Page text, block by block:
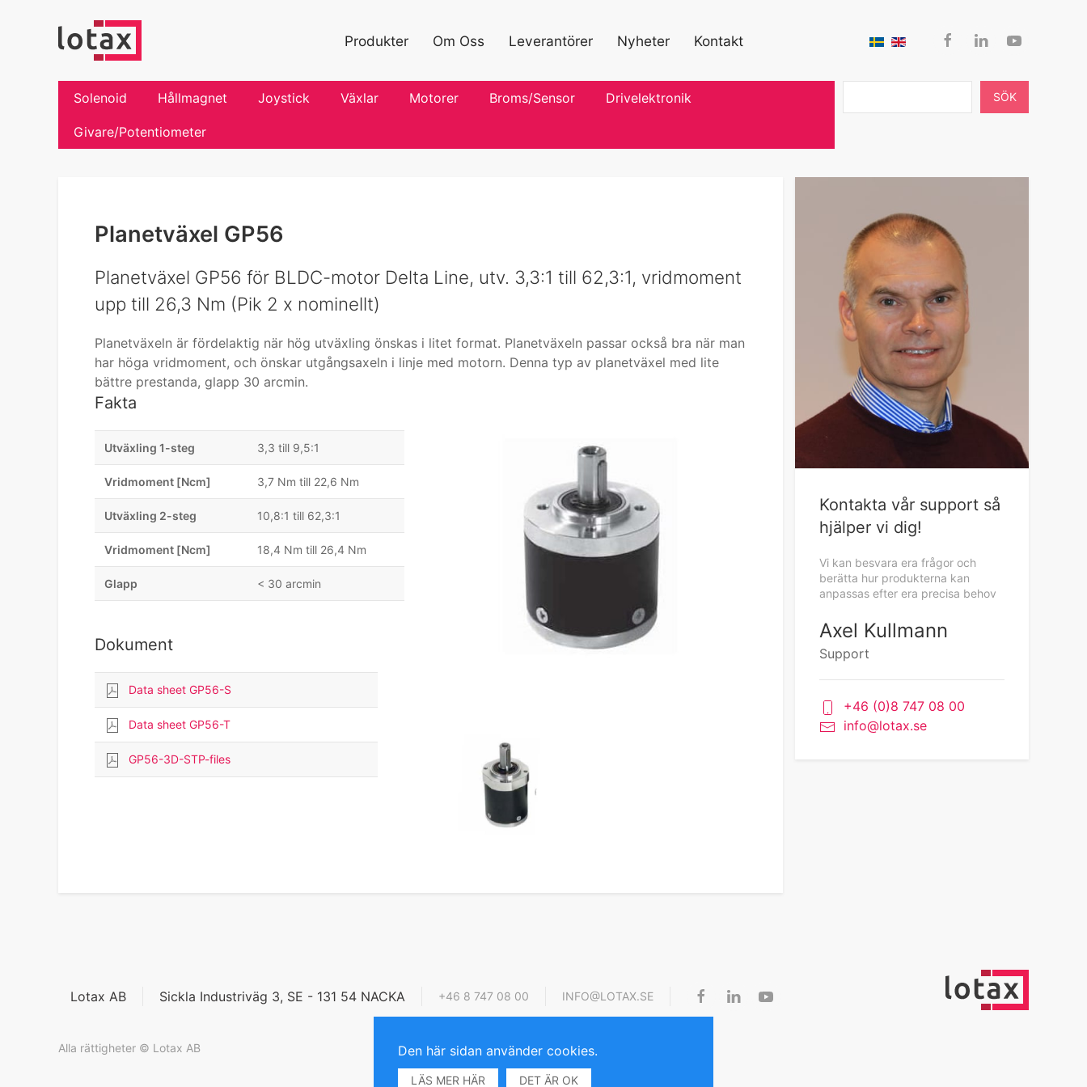
Produkter Om Oss Leverantörer Nyheter Kontakt
Solenoid Hållmagnet Joystick Växlar Motorer Broms/Sensor Drivelektronik
Givare/Potentiometer
SÖK
Planetväxel GP56
Planetväxel GP56 för BLDC-motor Delta Line, utv. 3,3:1 till 62,3:1, vridmoment
upp till 26,3 Nm (Pik 2 x nominellt)
Planetväxeln är fördelaktig när hög utväxling önskas i litet format. Planetväxeln passar också bra när man
har höga vridmoment, och önskar utgångsaxeln i linje med motorn. Denna typ av planetväxel med lite
bättre prestanda, glapp 30 arcmin.
Fakta
Utväxling 1-steg 3,3 till 9,5:1
Vridmoment [Ncm] 3,7 Nm till 22,6 Nm
Utväxling 2-steg 10,8:1 till 62,3:1
Vridmoment [Ncm] 18,4 Nm till 26,4 Nm
Glapp < 30 arcmin
Dokument
Data sheet GP56-S
Data sheet GP56-T
GP56-3D-STP-files
Kontakta vår support så
hjälper vi dig!
Vi kan besvara era frågor och
berätta hur produkterna kan
anpassas efter era precisa behov
Axel Kullmann
Support
+46 (0)8 747 08 00
info@lotax.se
Lotax AB Sickla Industriväg 3, SE - 131 54 NACKA +46 8 747 08 00 INFO@LOTAX.SE
Alla rättigheter © Lotax AB Den här sidan använder cookies.
LÄS MER HÄR DET ÄR OK